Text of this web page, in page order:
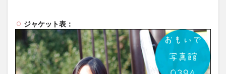
ジャケット表：